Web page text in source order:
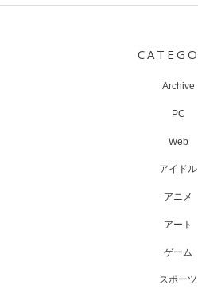
Archive
PC
Web
アイドル
アニメ
アート
ゲーム
スポーツ